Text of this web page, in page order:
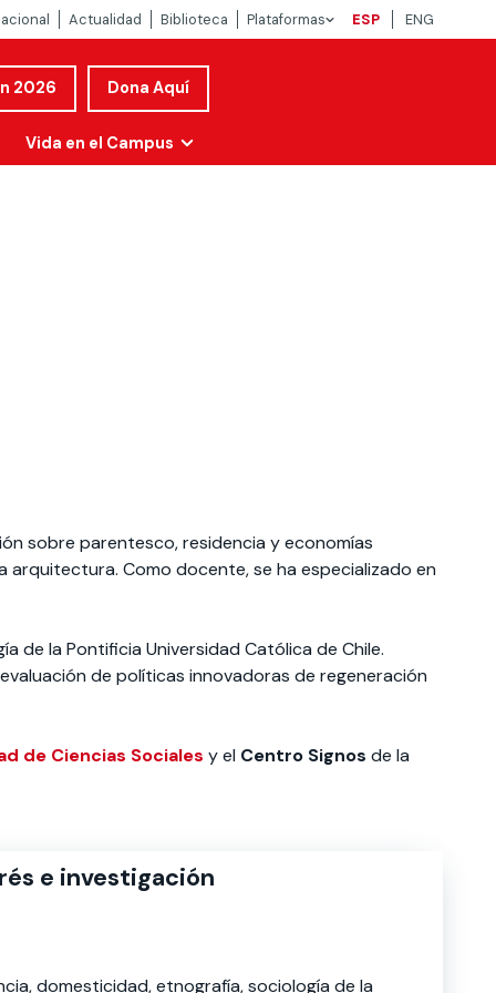
Actualidad Biblioteca Plataformas ESP ENG
2026 Dona Aquí
Vida en el Campus
sobre parentesco, residencia y economías
Como docente, se ha especializado en
de la Pontificia Universidad Católica de Chile.
de políticas innovadoras de regeneración
de Ciencias Sociales y el Centro Signos de la
e investigación
domesticidad, etnografía, sociología de la